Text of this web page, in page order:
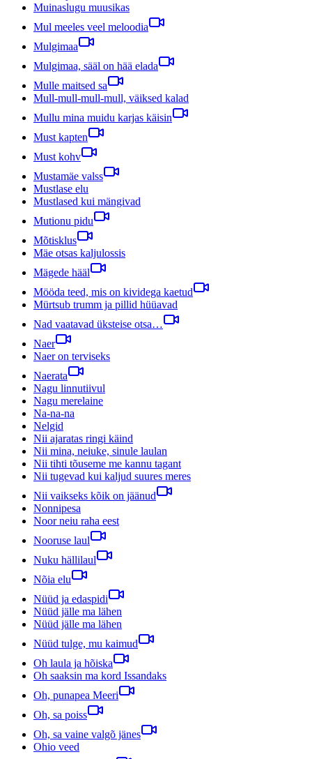
Muinaslugu muusikas
Mul meeles veel meloodia
Mulgimaa
Mulgimaa, sääl on hää elada
Mulle maitsed sa
Mull-mull-mull-mull, väiksed kalad
Mullu mina muidu karjas käisin
Must kapten
Must kohv
Mustamäe valss
Mustlase elu
Mustlased kui mängivad
Mutionu pidu
Mõtisklus
Mäe otsas kaljulossis
Mägede hääl
Mööda teed, mis on kividega kaetud
Mürtsub trumm ja pillid hüüavad
Nad vaatavad üksteise otsa…
Naer
Naer on terviseks
Naerata
Nagu linnutiivul
Nagu merelaine
Na-na-na
Nelgid
Nii ajaratas ringi käind
Nii mina, neiuke, sinule laulan
Nii tihti tõuseme me kannu tagant
Nii tugevad kui kaljud suures meres
Nii vaikseks kõik on jäänud
Nonnipesa
Noor neiu raha eest
Nooruse laul
Nuku hällilaul
Nõia elu
Nüüd ja edaspidi
Nüüd jälle ma lähen
Nüüd jälle ma lähen
Nüüd tulge, mu kaimud
Oh laula ja hõiska
Oh saaksin ma kord Issandaks
Oh, punapea Meeri
Oh, sa poiss
Oh, sa vaine valgõ jänes
Ohio veed